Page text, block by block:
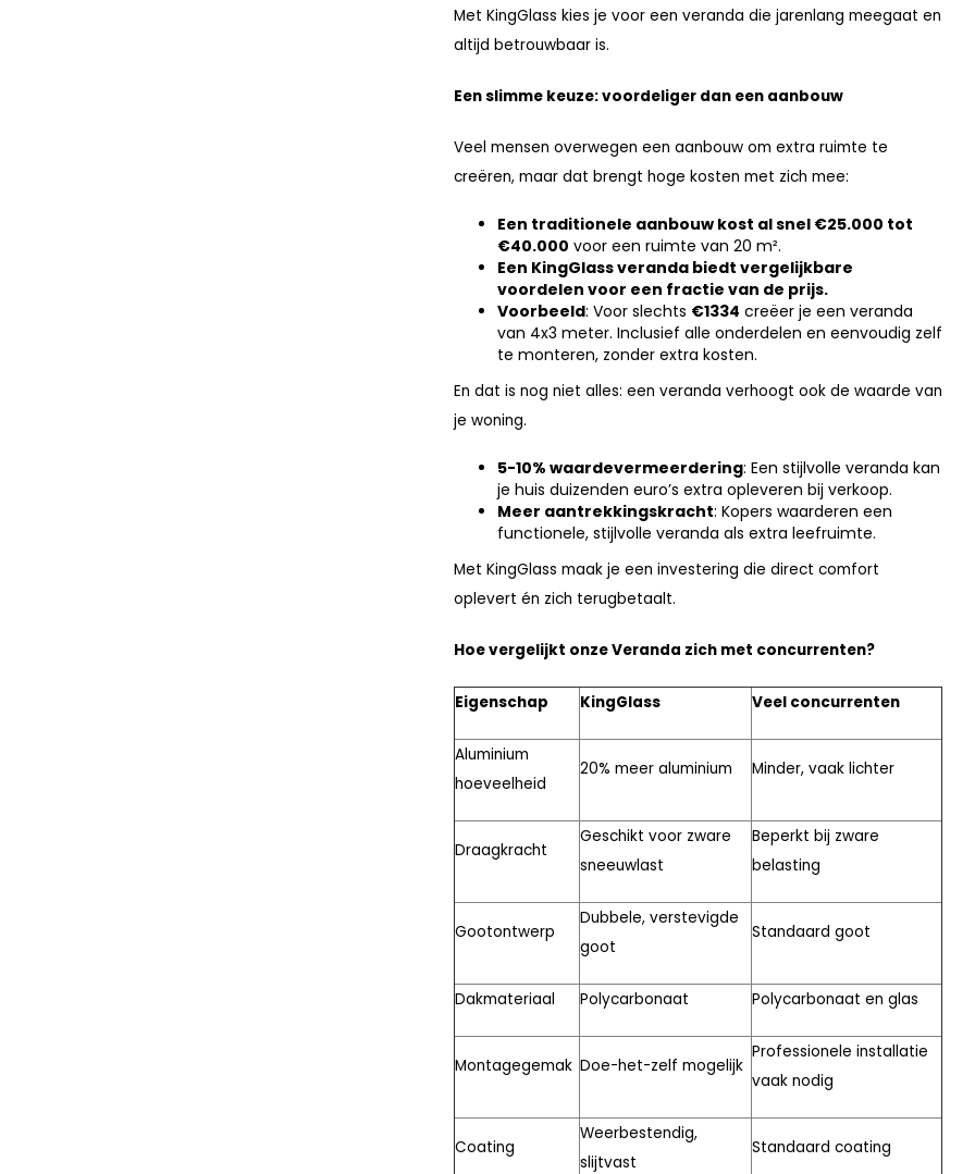
Met KingGlass kies je voor een veranda die jarenlang meegaat en
altijd betrouwbaar is.
Een slimme keuze: voordeliger dan een aanbouw
Veel mensen overwegen een aanbouw om extra ruimte te
creëren, maar dat brengt hoge kosten met zich mee:
Een traditionele aanbouw kost al snel €25.000 tot
€40.000 voor een ruimte van 20 m².
Een KingGlass veranda biedt vergelijkbare
voordelen voor een fractie van de prijs.
Voorbeeld: Voor slechts €1334 creëer je een veranda
van 4x3 meter. Inclusief alle onderdelen en eenvoudig zelf
te monteren, zonder extra kosten.
En dat is nog niet alles: een veranda verhoogt ook de waarde van
je woning.
5-10% waardevermeerdering: Een stijlvolle veranda kan
je huis duizenden euro’s extra opleveren bij verkoop.
Meer aantrekkingskracht: Kopers waarderen een
functionele, stijlvolle veranda als extra leefruimte.
Met KingGlass maak je een investering die direct comfort
oplevert én zich terugbetaalt.
Hoe vergelijkt onze Veranda zich met concurrenten?
Eigenschap KingGlass Veel concurrenten
Aluminium
hoeveelheid
20% meer aluminium Minder, vaak lichter
Draagkracht
Geschikt voor zware
sneeuwlast
Beperkt bij zware
belasting
Gootontwerp
Dubbele, verstevigde
goot
Standaard goot
Dakmateriaal Polycarbonaat Polycarbonaat en glas
Montagegemak Doe-het-zelf mogelijk
Professionele installatie
vaak nodig
Coating
Weerbestendig,
slijtvast
Standaard coating